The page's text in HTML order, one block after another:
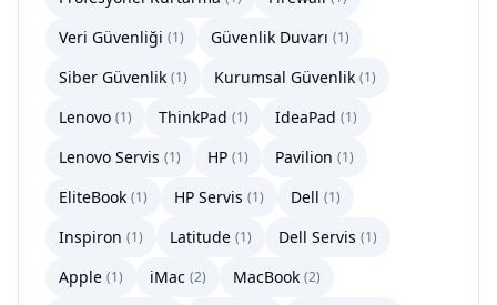
Veri Güvenliği (1) Güvenlik Duvarı (1)
Siber Güvenlik (1) Kurumsal Güvenlik (1)
Lenovo (1) ThinkPad (1) IdeaPad (1)
Lenovo Servis (1) HP (1) Pavilion (1)
EliteBook (1) HP Servis (1) Dell (1)
Inspiron (1) Latitude (1) Dell Servis (1)
Apple (1) iMac (2) MacBook (2)